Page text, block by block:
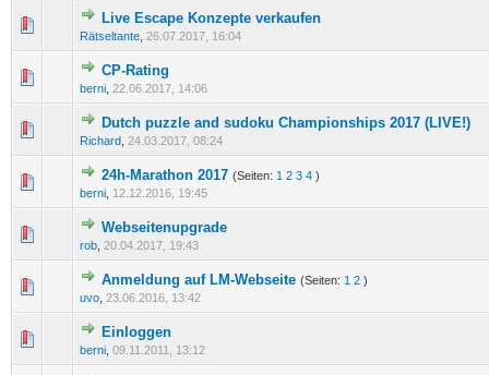
Live Escape Konzepte verkaufen
Rätseltante 26.07.2017, 16:04
0 Bewertung(en) - 0 von 5 durchschnittlich
123 45
CP-Rating
berni 22.06.2017, 14:06
0 Bewertung(en) - 0 von 5 durchschnittlich
Dutch puzzle and sudoku Championships 2017 (LIVE!)
Richard 24.03.2017, 08:24
0 Bewertung(en) - 0 von 5 durchschnittlich
12345
24h-Marathon 2017 (Seiten: 1 2 3 4 )
berni 12.12.2016, 19:45
0 Bewertung(en) - 0 von 5 durchschnittlich
12345
Webseitenupgrade
rob 20.04.2017, 19:43
0 Bewertung(en) - 0 von 5 durchschnittlich
Anmeldung auf LM-Webseite (Seiten: 1 2 )
uvo 23.06.2016, 13:42
0 Bewertung(en) - 0 von 5 durchschnittlich
12345
Einloggen
berni 09.11.2011, 13:12
0 Bewertung(en) - 0 von 5 durchschnittlich